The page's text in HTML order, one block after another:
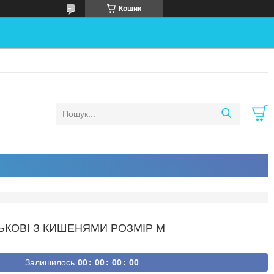
Кошик
З КИШЕНЯМИ РОЗМІР M
Залишилось 00 00 00 00